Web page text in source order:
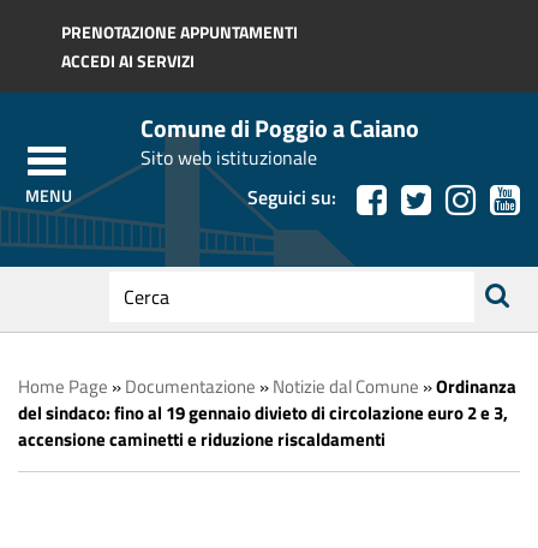
Regione Toscana
PRENOTAZIONE APPUNTAMENTI
ACCEDI AI SERVIZI
Comune di Poggio a Caiano
Sito web istituzionale
Seguici su:
testo
da
cercare
ricerca
Home Page »Documentazione »Notizie dal Comune »Ordinanza
del sindaco: fino al 19 gennaio divieto di circolazione euro 2 e 3,
accensione caminetti e riduzione riscaldamenti